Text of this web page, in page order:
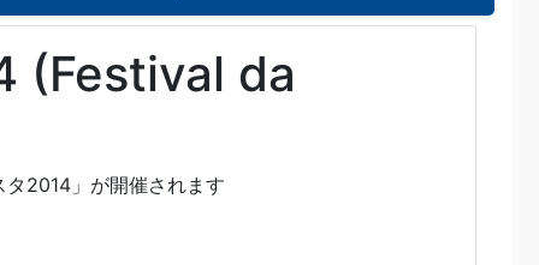
(Festival da
2014」が開催されます